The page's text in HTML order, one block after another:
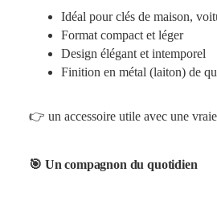
Idéal pour clés de maison,
Format compact et léger
Design élégant et intemporel
Finition en métal (laiton) de
👉 un accessoire utile avec une
🎯 Un compagnon du quotidien